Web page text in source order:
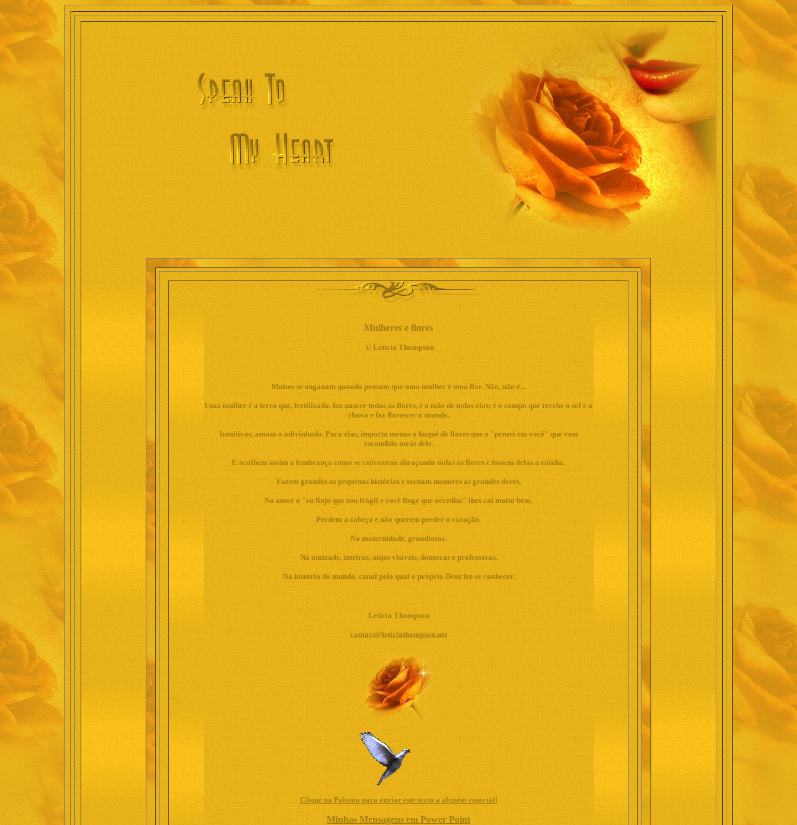
Mulheres e flores
© Letícia Thompson
Muitos se enganam quando pensam que uma mulher é uma flor. Não, não é...
Uma mulher é a terra que, fertilizada, faz nascer todas as flores, é a mãe de todas elas; é o campo que recebe o sol e a
chuva e faz florescer o mundo.
Intuitivas, amam o adivinhado. Para elas, importa menos o buquê de flores que o "pensei em você" que vem
escondido atrás dele.
E acolhem assim a lembrança como se estivessem abraçando todas as flores e fossem delas a rainha.
Fazem grandes as pequenas histórias e tornam menores as grandes dores.
No amor o "eu finjo que sou frágil e você finge que acredita" lhes cai muito bem.
Perdem a cabeça e não querem perder o coração.
Na maternidade, grandiosas.
Na amizade, inteiras, anjos visíveis, doutoras e professoras.
Na história do mundo, canal pelo qual o próprio Deus fez-se conhecer.
Letícia Thompson
contact@leticiathompson.net
Clique na Paloma para enviar este texto a alguém especial!
Minhas Mensagens em Power Point